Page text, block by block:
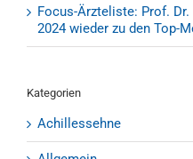
Focus-Ärzteliste: Prof.
2024 wieder zu den Top-
Kategorien
Achillessehne